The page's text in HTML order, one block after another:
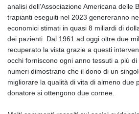
analisi dell’Associazione Americana delle
trapianti eseguiti nel 2023 genereranno
economici stimati in quasi 8 miliardi di
dei pazienti. Dal 1961 ad oggi oltre due
recuperato la vista grazie a questi
occhi forniscono ogni anno tessuti a più
numeri dimostrano che il dono di un
migliorare la qualità di vita di almeno due
donatore si ottengono due cornee.